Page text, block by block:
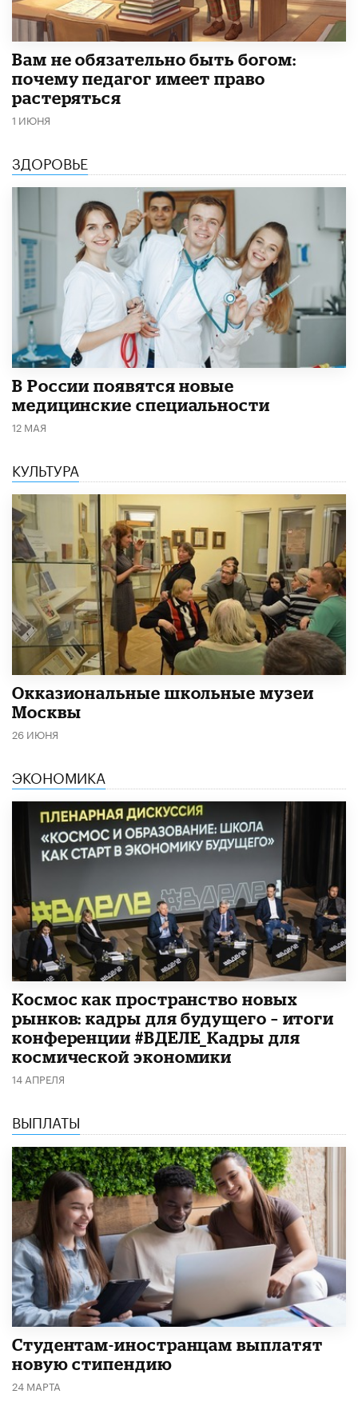
​Вам не обязательно быть богом:
почему педагог имеет право
растеряться
1 ИЮНЯ
ЗДОРОВЬЕ
В России появятся новые
медицинские специальности
12 МАЯ
КУЛЬТУРА
​Окказиональные школьные музеи
Москвы
26 ИЮНЯ
ЭКОНОМИКА
Космос как пространство новых
рынков: кадры для будущего – итоги
конференции #ВДЕЛЕ_Кадры для
космической экономики
14 АПРЕЛЯ
ВЫПЛАТЫ
Студентам-иностранцам выплатят
новую стипендию
24 МАРТА